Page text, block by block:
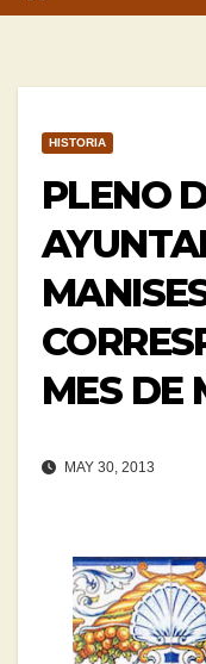
HISTORIA
PLENO
MES DE
MAY 30, 2013